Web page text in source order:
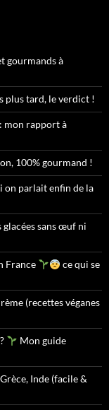
gourmands à
plus tard, le verdict !
mon rapport à
100% gourmand !
on parlait enfin de la
glacées sans œuf ni
France
ce qui se
(recettes véganes
Mon guide
Inde (facile &